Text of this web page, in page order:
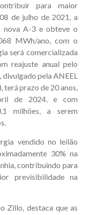
para maior
de julho de 2021, a
nova A-3 e obteve o
MWh/ano, com o
será comercializada
reajuste anual pelo
divulgado pela ANEEL
terá prazo de 20 anos,
de 2024, e com
milhões, a serem
vendido no leilão
30% na
contribuindo para
previsibilidade na
Zillo, destaca que as